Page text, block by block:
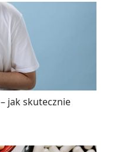
jak skutecznie